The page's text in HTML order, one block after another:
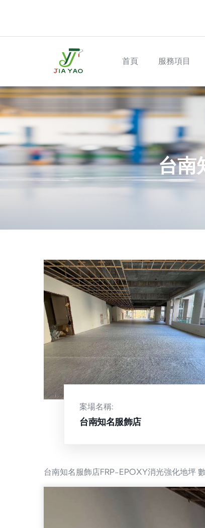
首頁 服務項目
台南
案場名稱:
台南知名服飾店
台南知名服飾店FRP-EPOXY消光強化地坪